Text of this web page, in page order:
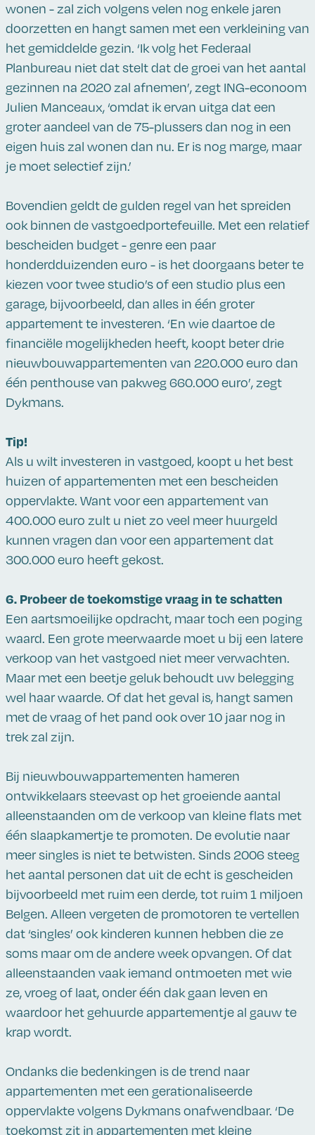
wonen - zal zich volgens velen nog enkele jaren
doorzetten en hangt samen met een verkleining van
het gemiddelde gezin. ‘Ik volg het Federaal
Planbureau niet dat stelt dat de groei van het aantal
gezinnen na 2020 zal afnemen’, zegt ING-econoom
Julien Manceaux, ‘omdat ik ervan uitga dat een
groter aandeel van de 75-plussers dan nog in een
eigen huis zal wonen dan nu. Er is nog marge, maar
je moet selectief zijn.’
Bovendien geldt de gulden regel van het spreiden
ook binnen de vastgoedportefeuille. Met een relatief
bescheiden budget - genre een paar
honderdduizenden euro - is het doorgaans beter te
kiezen voor twee studio’s of een studio plus een
garage, bijvoorbeeld, dan alles in één groter
appartement te investeren. ‘En wie daartoe de
financiële mogelijkheden heeft, koopt beter drie
nieuwbouwappartementen van 220.000 euro dan
één penthouse van pakweg 660.000 euro’, zegt
Dykmans.
Tip!
Als u wilt investeren in vastgoed, koopt u het best
huizen of appartementen met een bescheiden
oppervlakte. Want voor een appartement van
400.000 euro zult u niet zo veel meer huurgeld
kunnen vragen dan voor een appartement dat
300.000 euro heeft gekost.
6. Probeer de toekomstige vraag in te schatten
Een aartsmoeilijke opdracht, maar toch een poging
waard. Een grote meerwaarde moet u bij een latere
verkoop van het vastgoed niet meer verwachten.
Maar met een beetje geluk behoudt uw belegging
wel haar waarde. Of dat het geval is, hangt samen
met de vraag of het pand ook over 10 jaar nog in
trek zal zijn.
Bij nieuwbouwappartementen hameren
ontwikkelaars steevast op het groeiende aantal
alleenstaanden om de verkoop van kleine flats met
één slaapkamertje te promoten. De evolutie naar
meer singles is niet te betwisten. Sinds 2006 steeg
het aantal personen dat uit de echt is gescheiden
bijvoorbeeld met ruim een derde, tot ruim 1 miljoen
Belgen. Alleen vergeten de promotoren te vertellen
dat ‘singles’ ook kinderen kunnen hebben die ze
soms maar om de andere week opvangen. Of dat
alleenstaanden vaak iemand ontmoeten met wie
ze, vroeg of laat, onder één dak gaan leven en
waardoor het gehuurde appartementje al gauw te
krap wordt.
Ondanks die bedenkingen is de trend naar
appartementen met een gerationaliseerde
oppervlakte volgens Dykmans onafwendbaar. ‘De
toekomst zit in appartementen met kleine